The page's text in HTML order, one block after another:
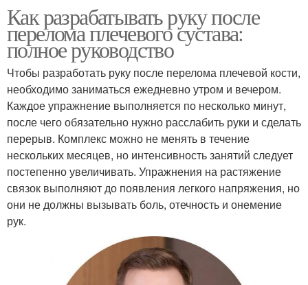
Как разрабатывать руку после
перелома плечевого сустава:
полное руководство
Чтобы разработать руку после перелома плечевой кости,
необходимо заниматься ежедневно утром и вечером.
Каждое упражнение выполняется по несколько минут,
после чего обязательно нужно расслабить руки и сделать
перерыв. Комплекс можно не менять в течение
нескольких месяцев, но интенсивность занятий следует
постепенно увеличивать. Упражнения на растяжение
связок выполняют до появления легкого напряжения, но
они не должны вызывать боль, отечность и онемение
рук.